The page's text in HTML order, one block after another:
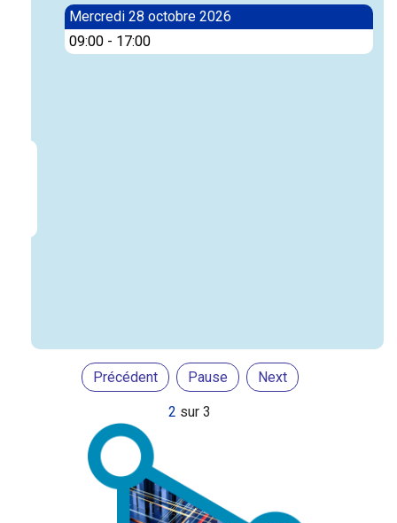
Mercredi 28 octobre 2026
09:00-17:00
Précédent Pause Next
2 sur 3